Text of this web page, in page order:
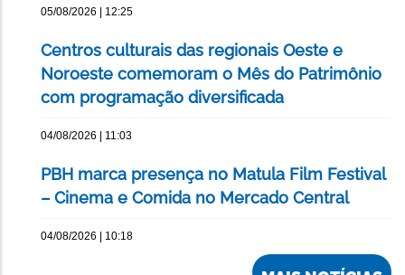
05/08/2026 | 12:25
Centros culturais das regionais Oeste e
Noroeste comemoram o Mês do Patrimônio
com programação diversificada
04/08/2026 | 11:03
PBH marca presença no Matula Film Festival
– Cinema e Comida no Mercado Central
04/08/2026 | 10:18